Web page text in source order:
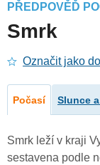
PŘEDPOVĚĎ
Smrk
Označit jako
Počasí Slunce
Smrk leží v kraji
sestavena podle